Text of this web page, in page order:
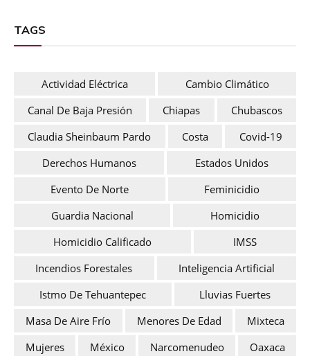
TAGS
Actividad Eléctrica
Cambio Climático
Canal De Baja Presión
Chiapas
Chubascos
Claudia Sheinbaum Pardo
Costa
Covid-19
Derechos Humanos
Estados Unidos
Evento De Norte
Feminicidio
Guardia Nacional
Homicidio
Homicidio Calificado
IMSS
Incendios Forestales
Inteligencia Artificial
Istmo De Tehuantepec
Lluvias Fuertes
Masa De Aire Frío
Menores De Edad
Mixteca
Mujeres
México Narcomenudeo
Oaxaca